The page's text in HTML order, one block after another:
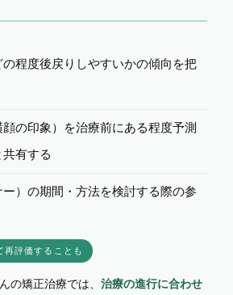
程度後戻りしやすいかの傾向を把
の印象）を治療前にある程度予測
共有する
）の期間・方法を検討する際の参
再評価することも
の矯正治療では、 治療の進行に合わせ